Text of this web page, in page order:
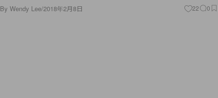
By Wendy Lee/2018年2月8日 22 0